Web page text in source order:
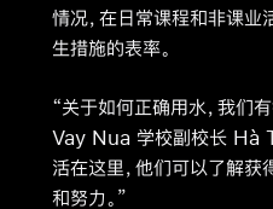
情况，在日常课程和非课业
生措施的表率。
“关于如何正确用水，我们
Vay Nua 学校副校长 Hà
活在这里，他们可以了解
和努力。”